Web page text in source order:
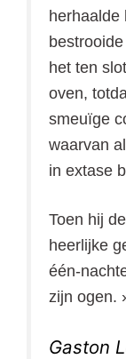
herhaalde
het ten
oven,
smeuïge
waarvan
in extase
Toen hij
heerlijke
één-
zijn ogen.
Gaston